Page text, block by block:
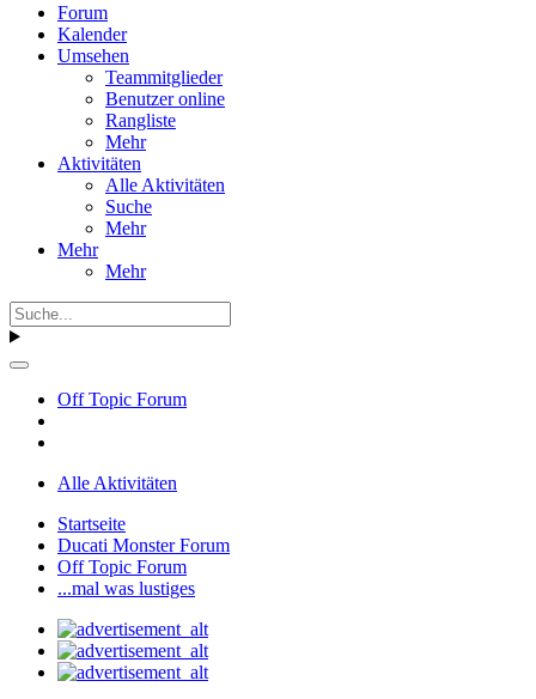
Forum
Kalender
Umsehen
Teammitglieder
Benutzer online
Rangliste
Mehr
Aktivitäten
Alle Aktivitäten
Suche
Mehr
Mehr
Mehr
Off Topic Forum
Alle Aktivitäten
Startseite
Ducati Monster Forum
Off Topic Forum
...mal was lustiges